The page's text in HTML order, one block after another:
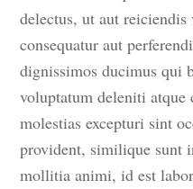
delectus, ut aut
consequatur aut
dignissimos ducimus qui
voluptatum deleniti atque
molestias excepturi sint
provident, similique sunt
mollitia animi, id est